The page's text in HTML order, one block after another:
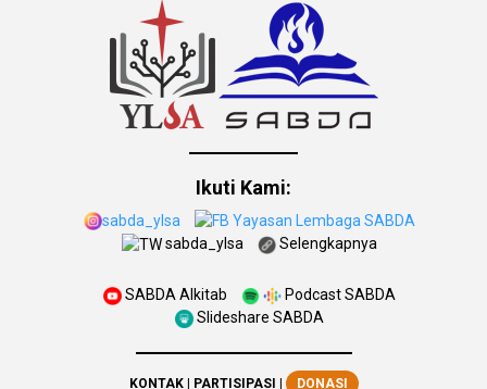
Ikuti Kami:
sabda_ylsa
Yayasan Lembaga SABDA
sabda_ylsa
Selengkapnya
SABDA Alkitab
Podcast SABDA
Slideshare SABDA
KONTAK| PARTISIPASI DONASI